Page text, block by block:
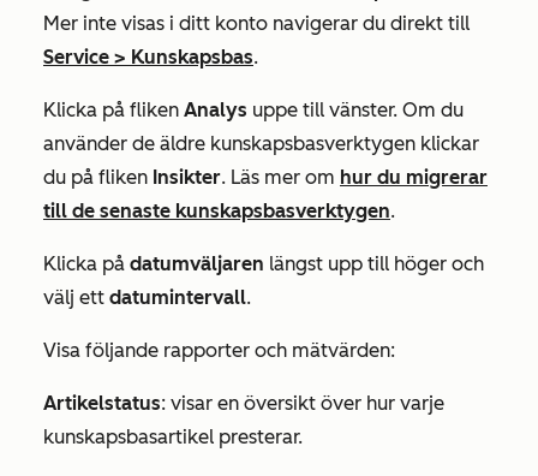
Mer inte visas i ditt konto navigerar du direkt till
Service > Kunskapsbas.
Klicka på fliken Analys uppe till vänster. Om du
använder de äldre kunskapsbasverktygen klickar
du på fliken Insikter. Läs mer om hur du migrerar
till de senaste kunskapsbasverktygen.
Klicka på datumväljaren längst upp till höger och
välj ett datumintervall.
Visa följande rapporter och mätvärden:
Artikelstatus: visar en översikt över hur varje
kunskapsbasartikel presterar.